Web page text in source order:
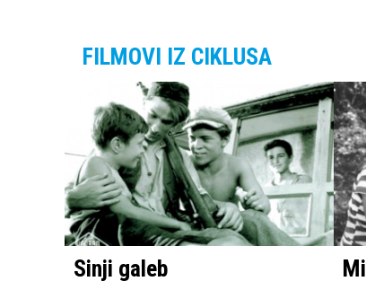
FILMOVI IZ CIKLUSA
Sinji galeb